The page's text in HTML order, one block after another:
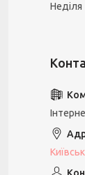
Неділя